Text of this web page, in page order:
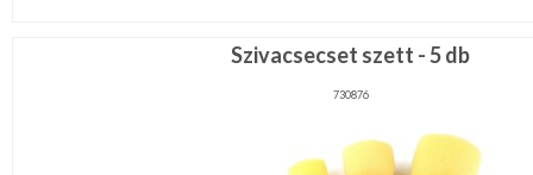
Szivacsecset szett - 5 db
730876